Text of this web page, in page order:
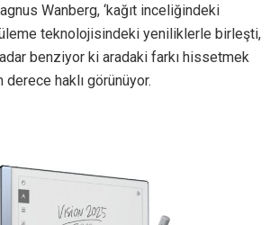
Wanberg, ‘kağıt inceliğindeki
teknolojisindeki yeniliklerle birleşti,
benziyor ki aradaki farkı hissetmek
derece haklı görünüyor.